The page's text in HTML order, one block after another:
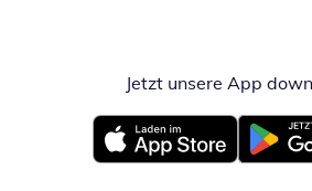
Jetzt unsere App
Öffnet in neuem Fenster
Öffnet in